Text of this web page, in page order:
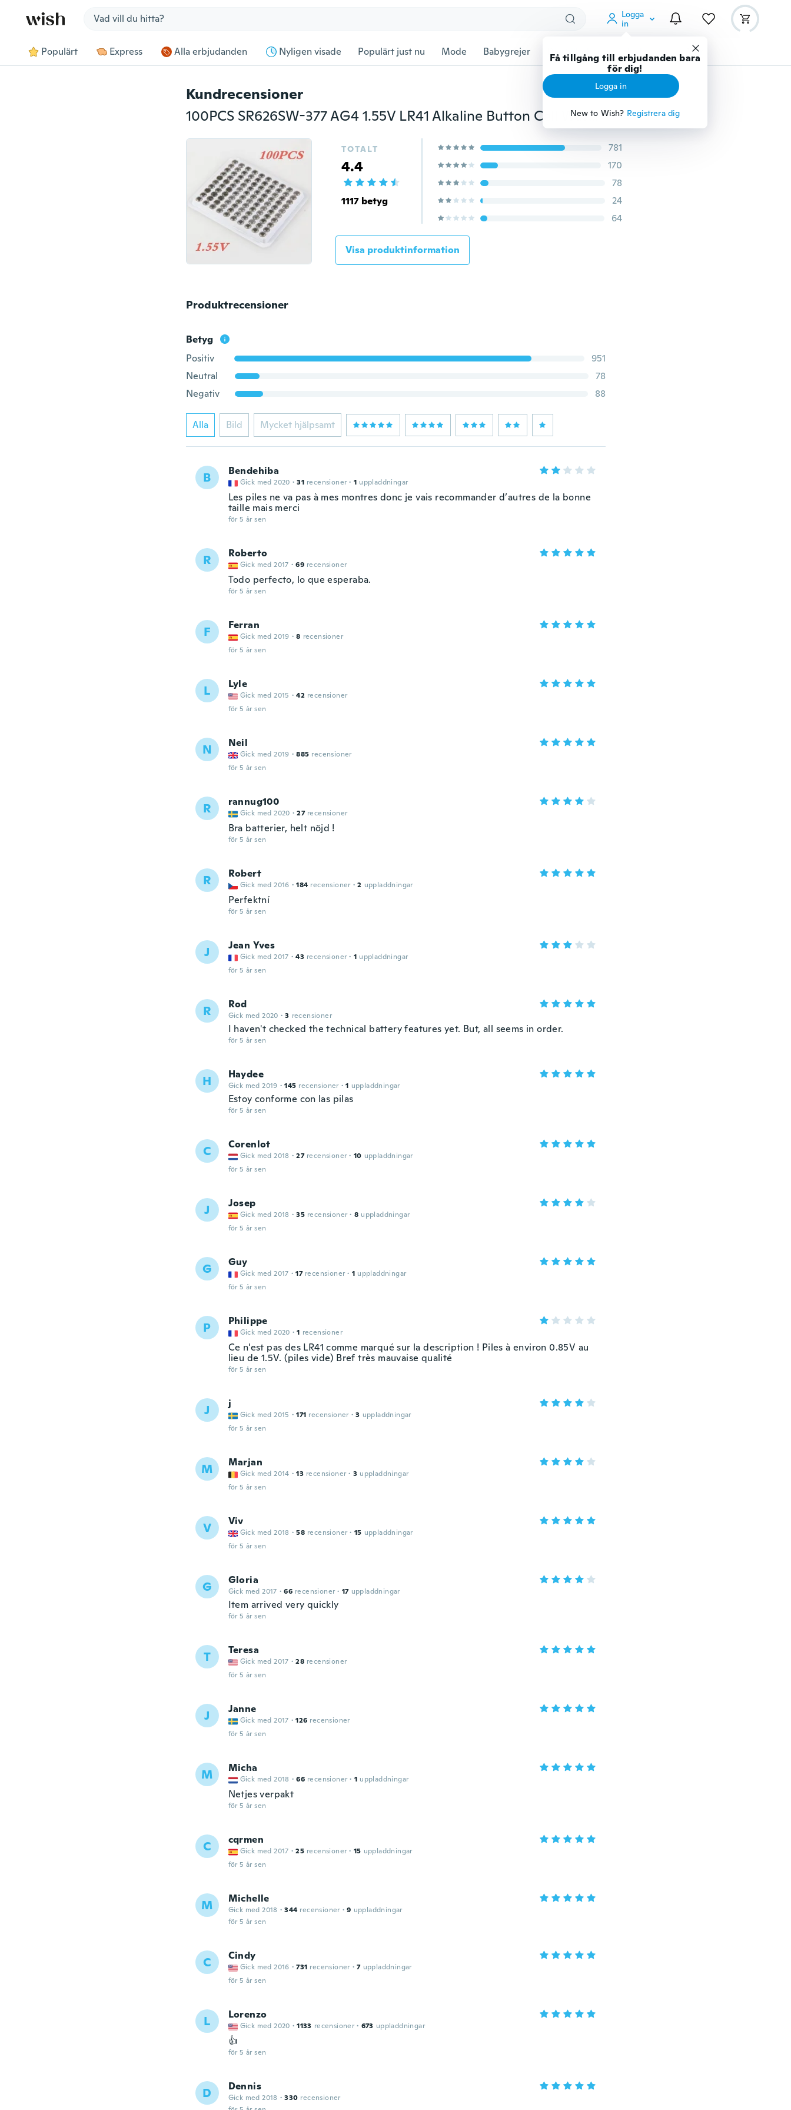
Logga
in
Få tillgång till erbjudanden bara
för dig!
Logga in
New to Wish? Registrera dig
Populärt Express Alla erbjudanden Nyligen visade Populärt just nu Mode Babygrejer Djurtillbehör Teknikprylar Mer
Kundrecensioner
100PCS SR626SW-377 AG4 1.55V LR41 Alkaline Button Cell Watch Batterier (Färg: Silver)
TOTALT
4.4
1117 betyg
781
170
78
24
64
Visa produktinformation
Produktrecensioner
Betyg
Positiv
951
Neutral
78
Negativ
88
Alla Bild Mycket hjälpsamt
B Bendehiba
Gick med 2020 · 31 recensioner · 1 uppladdningar
Les piles ne va pas à mes montres donc je vais recommander d’autres de la bonne
taille mais merci
för 5 år sen
R Roberto
Gick med 2017 · 69 recensioner
Todo perfecto, lo que esperaba.
för 5 år sen
F Ferran
Gick med 2019 · 8 recensioner
för 5 år sen
L Lyle
Gick med 2015 · 42 recensioner
för 5 år sen
N Neil
Gick med 2019 · 885 recensioner
för 5 år sen
R rannug100
Gick med 2020 · 27 recensioner
Bra batterier, helt nöjd !
för 5 år sen
R Robert
Gick med 2016 · 184 recensioner · 2 uppladdningar
Perfektní
för 5 år sen
J Jean Yves
Gick med 2017 · 43 recensioner · 1 uppladdningar
för 5 år sen
R Rod
Gick med 2020 · 3 recensioner
I haven't checked the technical battery features yet. But, all seems in order.
för 5 år sen
H Haydee
Gick med 2019 · 145 recensioner · 1 uppladdningar
Estoy conforme con las pilas
för 5 år sen
C Corenlot
Gick med 2018 · 27 recensioner · 10 uppladdningar
för 5 år sen
J Josep
Gick med 2018 · 35 recensioner · 8 uppladdningar
för 5 år sen
G Guy
Gick med 2017 · 17 recensioner · 1 uppladdningar
för 5 år sen
P Philippe
Gick med 2020 · 1 recensioner
Ce n'est pas des LR41 comme marqué sur la description ! Piles à environ 0.85V au
lieu de 1.5V. (piles vide) Bref très mauvaise qualité
för 5 år sen
J j
Gick med 2015 · 171 recensioner · 3 uppladdningar
för 5 år sen
M Marjan
Gick med 2014 · 13 recensioner · 3 uppladdningar
för 5 år sen
V Viv
Gick med 2018 · 58 recensioner · 15 uppladdningar
för 5 år sen
G Gloria
Gick med 2017 · 66 recensioner · 17 uppladdningar
Item arrived very quickly
för 5 år sen
T Teresa
Gick med 2017 · 28 recensioner
för 5 år sen
J Janne
Gick med 2017 · 126 recensioner
för 5 år sen
M Micha
Gick med 2018 · 66 recensioner · 1 uppladdningar
Netjes verpakt
för 5 år sen
C cqrmen
Gick med 2017 · 25 recensioner · 15 uppladdningar
för 5 år sen
M Michelle
Gick med 2018 · 344 recensioner · 9 uppladdningar
för 5 år sen
C Cindy
Gick med 2016 · 731 recensioner · 7 uppladdningar
för 5 år sen
L Lorenzo
Gick med 2020 · 1133 recensioner · 673 uppladdningar
👍
för 5 år sen
D Dennis
Gick med 2018 · 330 recensioner